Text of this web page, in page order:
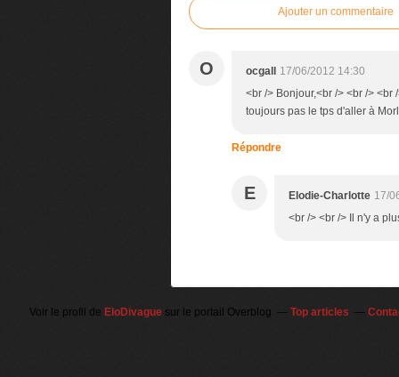
Ajouter un commentaire
O ocgall
17/06/2012 14:30
<br /> Bonjour,<br /> <br />
toujours pas le tps d'aller à
Répondre
E Elodie-Charlotte 17/
<br /> <br /> Il n'y a
Voir le profil de EloDivague sur le portail Overblog Top articles